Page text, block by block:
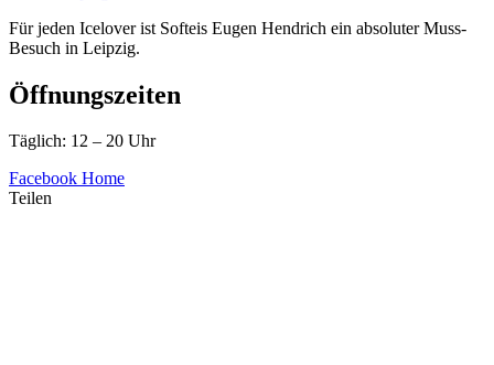
Für jeden Icelover ist Softeis Eugen Hendrich ein absoluter Muss-
Besuch in Leipzig.
Öffnungszeiten
Täglich: 12 – 20 Uhr
Facebook Home
Teilen